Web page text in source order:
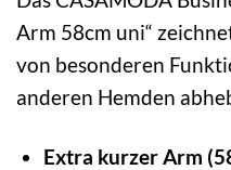
Arm 58cm uni“
von besonderen
anderen Hemden
Extra kurzer Arm